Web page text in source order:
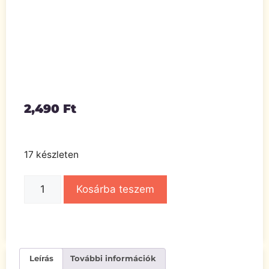
2,490 Ft
17 készleten
Kosárba teszem
Leírás További információk